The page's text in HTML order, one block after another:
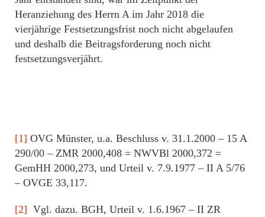
Heranziehung des Herrn A im Jahr 2018 die
vierjährige Festsetzungsfrist noch nicht abgelaufen
und deshalb die Beitragsforderung noch nicht
festsetzungsverjährt.
[1] OVG Münster, u.a. Beschluss v. 31.1.2000 – 15 A
290/00 – ZMR 2000,408 = NWVBl 2000,372 =
GemHH 2000,273, und Urteil v. 7.9.1977 – II A 5/76
– OVGE 33,117.
[2] Vgl. dazu. BGH, Urteil v. 1.6.1967 – II ZR